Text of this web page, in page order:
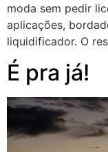
moda sem pedir
aplicações,
liquidificador. O
É pra já!